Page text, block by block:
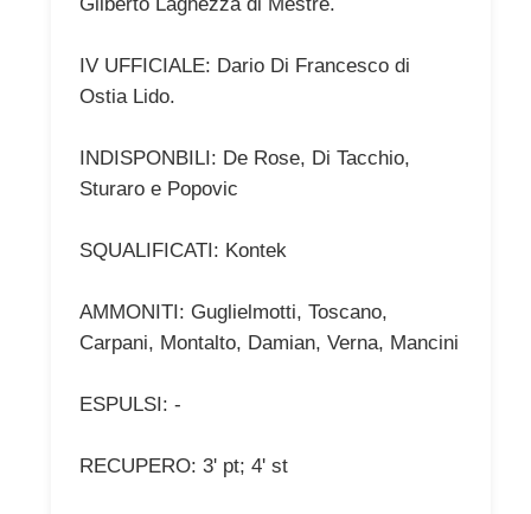
IV UFFICIALE: Dario Di Francesco di
Ostia Lido.
INDISPONBILI: De Rose, Di Tacchio,
Sturaro e Popovic
SQUALIFICATI: Kontek
AMMONITI: Guglielmotti, Toscano,
Carpani, Montalto, Damian, Verna, Mancini
ESPULSI: -
RECUPERO: 3' pt; 4' st